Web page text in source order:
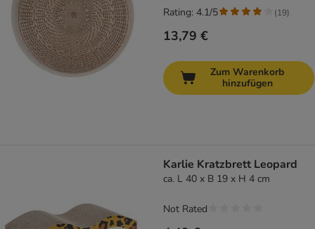
13,79 €
Rating: 4.1/5 (19)
Zum Warenkorb
hinzufügen
Karlie Kratzbrett Leopard
ca. L 40 x B 19 x H 4 cm
Not Rated